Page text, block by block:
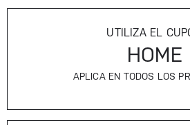
UTILIZA EL
HOME
APLICA EN TODOS LOS